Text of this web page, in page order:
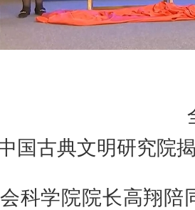
国古典文明研究院
学院院长高翔陪